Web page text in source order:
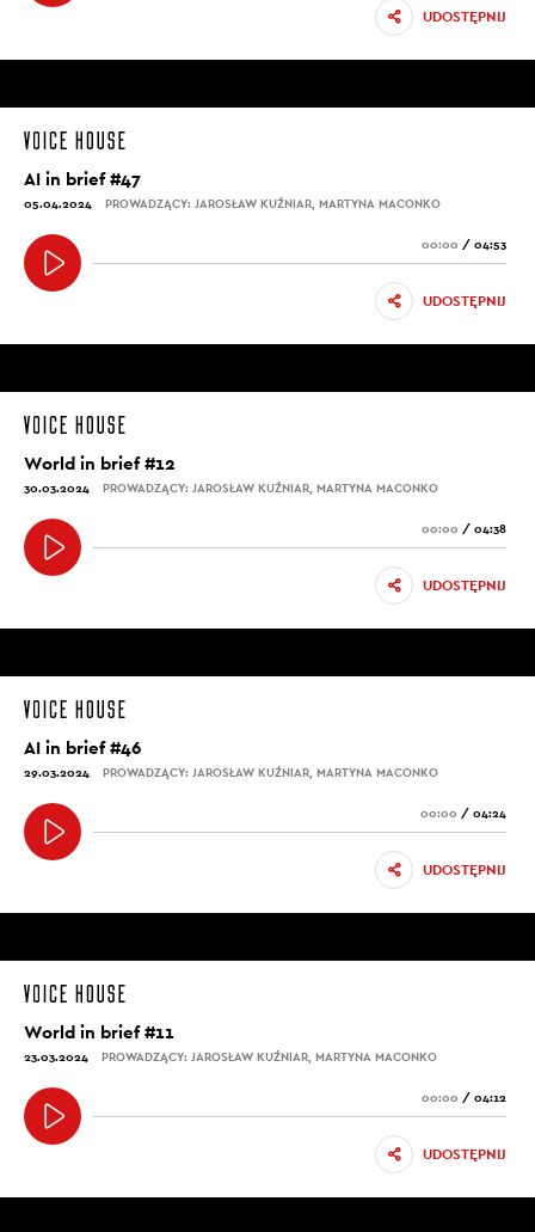
UDOSTĘPNIJ
AI in brief #47
05.04.2024 PROWADZĄCY: JAROSŁAW KUŹNIAR, MARTYNA MACONKO
00:00 / 04:53
UDOSTĘPNIJ
World in brief #12
30.03.2024 PROWADZĄCY: JAROSŁAW KUŹNIAR, MARTYNA MACONKO
00:00 / 04:38
UDOSTĘPNIJ
AI in brief #46
29.03.2024 PROWADZĄCY: JAROSŁAW KUŹNIAR, MARTYNA MACONKO
00:00 / 04:24
UDOSTĘPNIJ
World in brief #11
23.03.2024 PROWADZĄCY: JAROSŁAW KUŹNIAR, MARTYNA MACONKO
00:00 / 04:12
UDOSTĘPNIJ